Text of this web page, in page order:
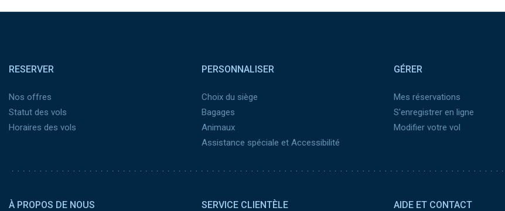
RESERVER
Nos offres
Statut des vols
Horaires des vols
PERSONNALISER
Choix du siège
Bagages
Animaux
Assistance spéciale et Accessibilité
GÉRER
Mes réservations
S'enregistrer en ligne
Modifier votre vol
À PROPOS DE NOUS SERVICE CLIENTÈLE AIDE ET CONTACT